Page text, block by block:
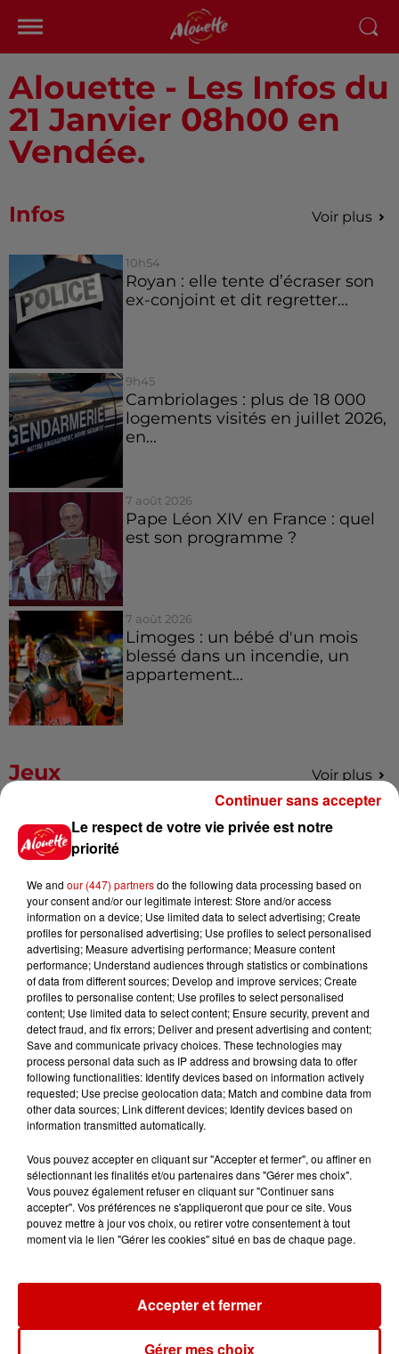
Alouette - Les Infos du
21 Janvier 08h00 en
Vendée.
Infos Voir plus
10h54
Royan : elle tente d’écraser son
ex-conjoint et dit regretter...
9h45
Cambriolages : plus de 18 000
logements visités en juillet 2026,
en...
7 août 2026
Pape Léon XIV en France : quel
est son programme ?
7 août 2026
Limoges : un bébé d'un mois
blessé dans un incendie, un
appartement...
Jeux Voir plus
Gagnez vos places pour le
festival Marché Gourmand 2026
Le Duel - Gagnez vos entrées
pour l'un des zoos de nos
régions !
Destination Vacances - Gagnez
votre séjour en famille au cœur
de la...
Destination Vacances : inscrivez-
vous !
Newsletter
Le respect de votre vie privée est notre
priorité
We and our (447) partnersdo the following data processing based on
your consent and/or our legitimate interest: Store and/or access
information on a device; Use limited data to select advertising; Create
profiles for personalised advertising; Use profiles to select personalised
advertising; Measure advertising performance; Measure content
performance; Understand audiences through statistics or combinations
of data from different sources; Develop and improve services; Create
profiles to personalise content; Use profiles to select personalised
content; Use limited data to select content; Ensure security, prevent and
detect fraud, and fix errors; Deliver and present advertising and content;
Save and communicate privacy choices. These technologies may
process personal data such as IP address and browsing data to offer
following functionalities: Identify devices based on information actively
requested; Use precise geolocation data; Match and combine data from
other data sources; Link different devices; Identify devices based on
information transmitted automatically.
Vous pouvez accepter en cliquant sur "Accepter et fermer", ou affiner en
sélectionnant les finalités et/ou partenaires dans "Gérer mes choix".
Vous pouvez également refuser en cliquant sur "Continuer sans
accepter". Vos préférences ne s'appliqueront que pour ce site. Vous
pouvez mettre à jour vos choix, ou retirer votre consentement à tout
moment via le lien "Gérer les cookies" situé en bas de chaque page.
Gérer mes choix
Accepter et fermer
Continuer sans accepter